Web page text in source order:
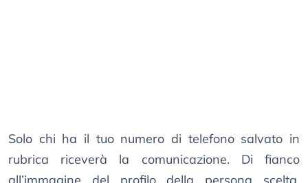
Solo chi ha il tuo numero di telefono salvato in
rubrica riceverà la comunicazione. Di fianco